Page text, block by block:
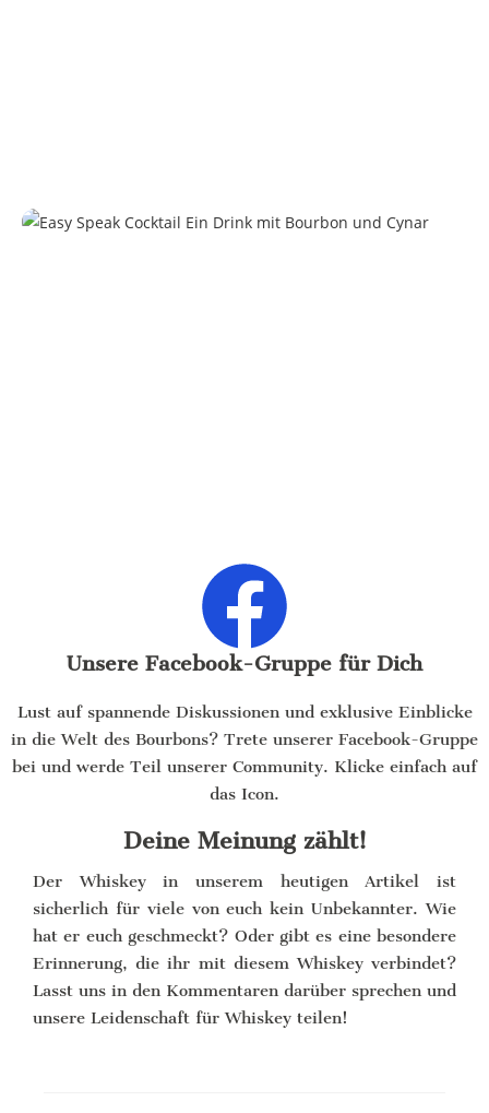
Unsere Facebook-Gruppe für Dich
Lust auf spannende Diskussionen und exklusive Einblicke
in die Welt des Bourbons? Trete unserer Facebook-Gruppe
bei und werde Teil unserer Community. Klicke einfach auf
das Icon.
Deine Meinung zählt!
Der Whiskey in unserem heutigen Artikel ist
sicherlich für viele von euch kein Unbekannter. Wie
hat er euch geschmeckt? Oder gibt es eine besondere
Erinnerung, die ihr mit diesem Whiskey verbindet?
Lasst uns in den Kommentaren darüber sprechen und
unsere Leidenschaft für Whiskey teilen!